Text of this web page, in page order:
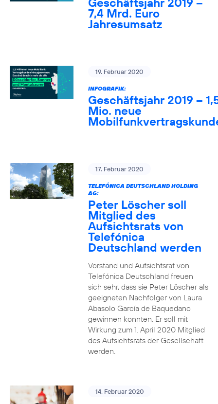
7,4 Mrd. Euro
Jahresumsatz
19. Februar 2020
INFOGRAFIK:
Geschäftsjahr 2019 –
Mio. neue
17. Februar 2020
TELEFÓNICA DEUTSCHLAND HOLDING
AG:
Peter Löscher soll
Mitglied des
Aufsichtsrats von
Telefónica
Deutschland werden
Vorstand und Aufsichtsrat von
Telefónica Deutschland freuen
sich sehr, dass sie Peter Löscher als
geeigneten Nachfolger von Laura
Abasolo García de Baquedano
gewinnen konnten. Er soll mit
Wirkung zum 1. April 2020 Mitglied
des Aufsichtsrats der Gesellschaft
werden.
14. Februar 2020